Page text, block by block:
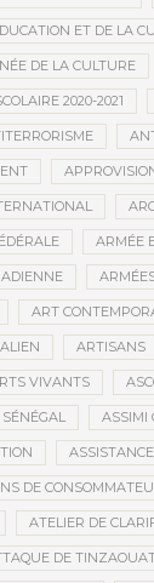
ET DE LA
DE LA CULTURE
2020-2021
ARMÉE
ART
ARTISANS
VIVANTS
ASSIMI
ASSISTANCE
DE
ATELIER DE
DE